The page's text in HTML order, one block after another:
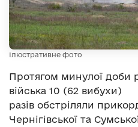
Ілюстративне фото
Протягом минулої доби
війська 10 (62 вибухи)
разів обстріляли
Чернігівської та